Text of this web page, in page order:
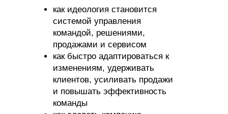
как идеология становится
системой управления
командой, решениями,
продажами и сервисом
как быстро адаптироваться к
изменениям, удерживать
клиентов, усиливать продажи
и повышать эффективность
команды